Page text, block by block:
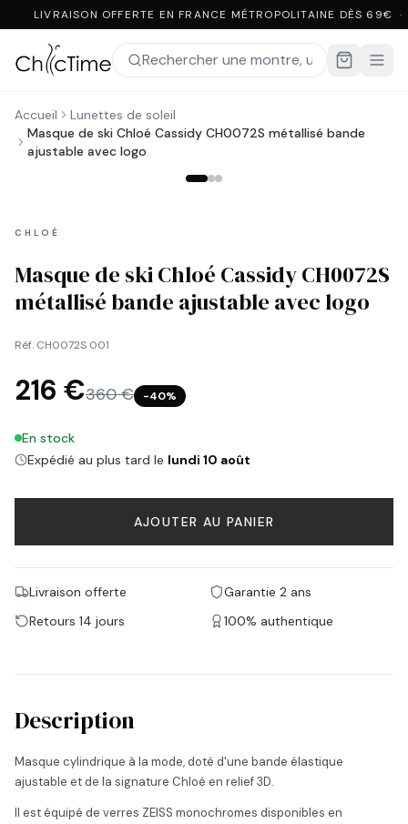
LIVRAISON OFFERTE EN FRANCE MÉTROPOLITAINE DÈS 69€
Accueil
Lunettes de soleil
Masque de ski Chloé Cassidy CH0072S métallisé bande
ajustable avec logo
CHLOÉ
Masque de ski Chloé Cassidy CH0072S
métallisé bande ajustable avec logo
Réf. CH0072S 001
216 €360 € −40%
En stock
Expédié au plus tard le lundi 10 août
AJOUTER AU PANIER
Livraison offerte
Garantie 2 ans
Retours 14 jours
100% authentique
Description
Masque cylindrique à la mode, doté d'une bande élastique
ajustable et de la signature Chloé en relief 3D.
Il est équipé de verres ZEISS monochromes disponibles en